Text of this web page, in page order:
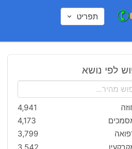
תפריט
לפי נושא
4,941
4,173
3,799
3,542